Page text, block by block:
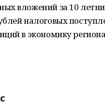
вложений за 10
налоговых
в экономику